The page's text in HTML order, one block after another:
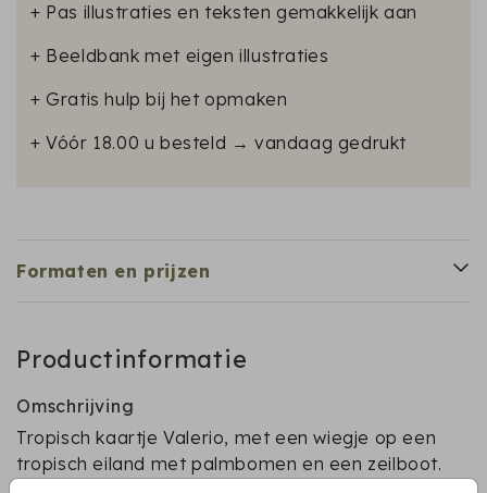
+ Pas illustraties en teksten gemakkelijk aan
+ Beeldbank met eigen illustraties
+ Gratis hulp bij het opmaken
+ Vóór 18.00 u besteld → vandaag gedrukt
Formaten en prijzen
Productinformatie
Omschrijving
Tropisch kaartje Valerio, met een wiegje op een
tropisch eiland met palmbomen en een zeilboot.